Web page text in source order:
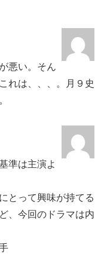
悪い。そん
れは、、、。月９史
準は主演よ
とって興味が持てる
、今回のドラマは内